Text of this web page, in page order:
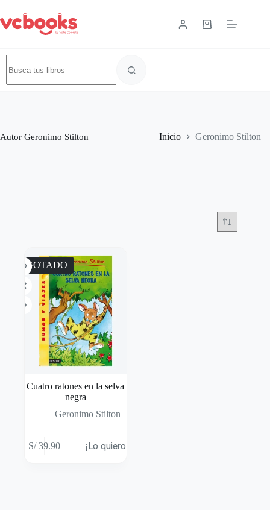
Autor Geronimo Stilton Inicio Geronimo Stilton
AGOTADO
Cuatro ratones en la selva
negra
Geronimo Stilton
S/39.90 ¡Lo quiero!